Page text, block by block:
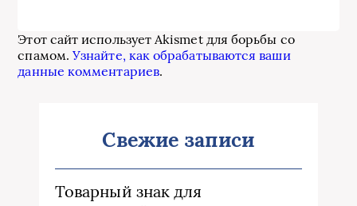
Этот сайт использует Akismet для борьбы со
спамом.Узнайте, как обрабатываются ваши
данные комментариев.
Свежие записи
Товарный знак для